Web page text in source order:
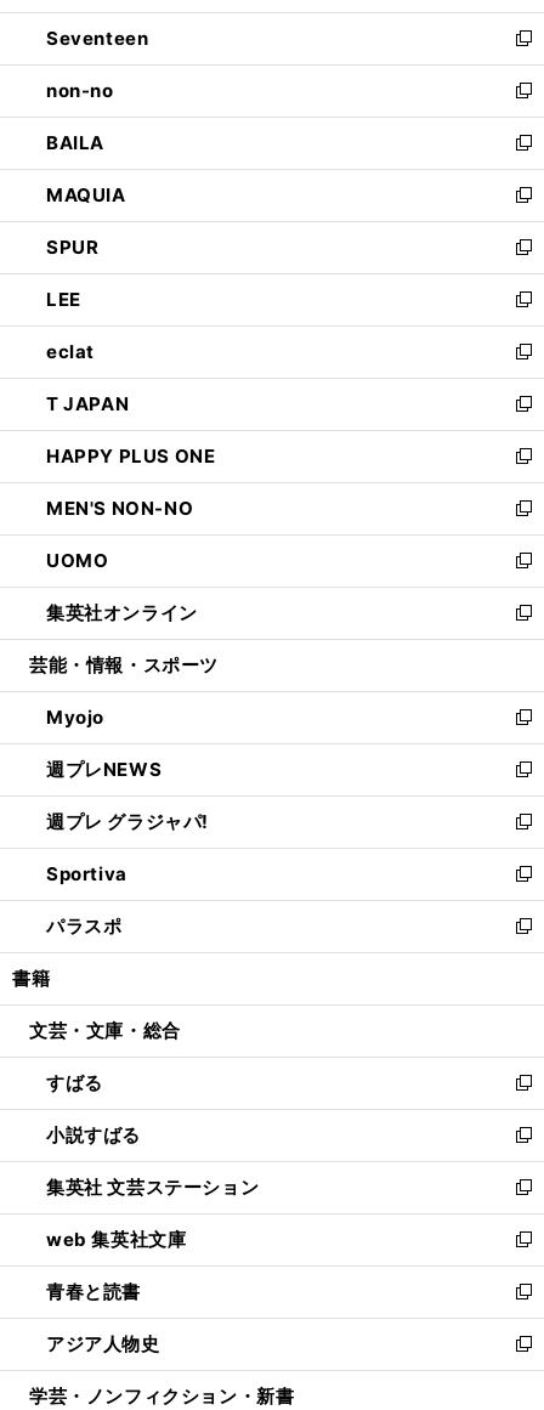
開
く
ウ
で
開
く
ン
ド
ウ
で
開
く
Seventeen
新
し
い
ウ
ィ
ン
ド
ウ
で
開
く
non-no
新
し
い
ウ
ィ
ン
ド
ウ
で
開
く
BAILA
新
し
い
ウ
ィ
ン
ド
ウ
で
開
く
MAQUIA
新
し
い
ウ
ィ
ン
ド
ウ
で
開
く
SPUR
新
し
い
ウ
ィ
ン
ド
ウ
で
開
く
LEE
新
し
い
ウ
ィ
ン
ド
ウ
で
開
く
eclat
新
し
い
ウ
ィ
ン
ド
ウ
で
開
く
T JAPAN
新
し
い
ウ
ィ
ン
ド
ウ
で
開
HAPPY PLUS ONE
新
し
い
ウ
ィ
ン
ド
ウ
開
く
MEN'S NON-NO
新
し
い
ウ
ィ
ン
ウ
で
開
く
UOMO
新
し
い
ウ
ン
ド
ウ
で
開
く
集英社オンライン
新
し
ウ
ィ
ン
ド
ウ
で
開
く
芸能・情報・スポーツ
Myojo
新
し
い
ウ
ィ
ン
ド
ウ
で
開
週プレNEWS
新
し
い
ウ
ィ
ン
ド
ウ
開
週プレ グラジャパ!
新
し
い
ウ
ィ
ン
ウ
開
く
Sportiva
新
し
い
ウ
ン
ウ
で
開
く
パラスポ
新
し
ウ
ン
ド
ウ
で
開
く
書籍
文芸・文庫・総合
すばる
新
し
い
ウ
ィ
ン
ド
ウ
で
開
く
小説すばる
新
し
い
ウ
ィ
ン
ド
ウ
で
開
集英社 文芸ステーション
新
し
い
ウ
ィ
ン
ド
ウ
web 集英社文庫
新
し
い
ウ
ィ
ン
青春と読書
新
し
い
ウ
アジア人物史
新
し
学芸・ノンフィクション・新書